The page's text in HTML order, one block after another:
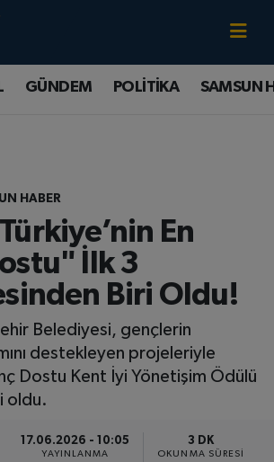
GÜNDEM POLİTİKA SAMSUN
HABER
En
İlk 3
Biri Oldu!
Belediyesi, gençlerin
destekleyen projeleriyle
Dostu Kent İyi Yönetişim Ödülü
oldu.
17.06.2026 - 10:05
YAYINLANMA
3 DK
OKUNMA SÜRESI
Eczaneler
Yoğunluk Haritası
Durumu ve Fikstür
Haberleri